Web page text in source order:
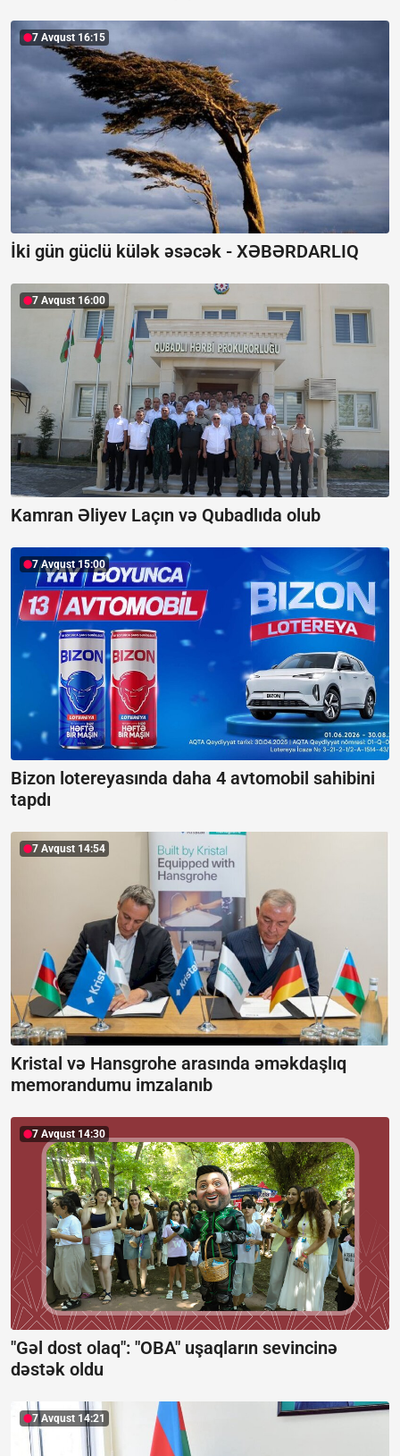
7 Avqust 16:15
İki gün güclü külək əsəcək - XƏBƏRDARLIQ
7 Avqust 16:00
Kamran Əliyev Laçın və Qubadlıda olub
7 Avqust 15:00
Bizon lotereyasında daha 4 avtomobil sahibini
tapdı
7 Avqust 14:54
Kristal və Hansgrohe arasında əməkdaşlıq
memorandumu imzalanıb
7 Avqust 14:30
"Gəl dost olaq": "OBA" uşaqların sevincinə
dəstək oldu
7 Avqust 14:21